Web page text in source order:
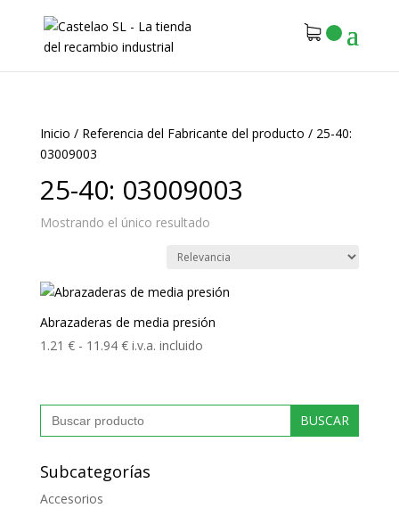
Inicio / Referencia del Fabricante del producto / 25-40:
03009003
25-40: 03009003
Mostrando el único resultado
Abrazaderas de media presión
1.21 € - 11.94 €Rango
desde
1.21 €
11.94 €
i.v.a. incluido
Buscar:
Subcategorías
Accesorios